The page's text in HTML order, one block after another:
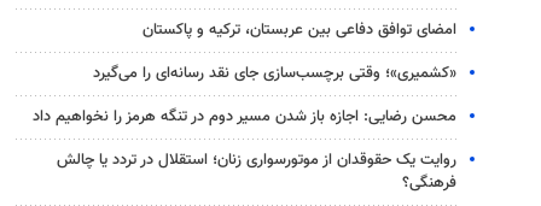
امضای توافق دفاعی بین عربستان، ترکیه و پاکستان
«کشمیری»؛ وقتی برچسب‌سازی جای نقد رسانه‌ای را می‌گیرد
محسن رضایی: اجازه باز شدن مسیر دوم در تنگه هرمز را نخواهیم داد
روایت یک حقوقدان از موتورسواری زنان؛ استقلال در تردد یا چالش
فرهنگی؟